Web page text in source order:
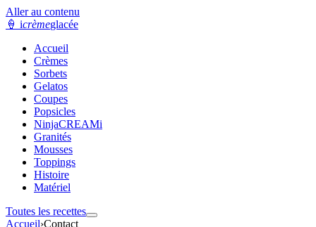
Aller au contenu
🍦 icrèmeglacée
Accueil
Crèmes
Sorbets
Gelatos
Coupes
Popsicles
NinjaCREAMi
Granités
Mousses
Toppings
Histoire
Matériel
Toutes les recettes
Accueil›Contact